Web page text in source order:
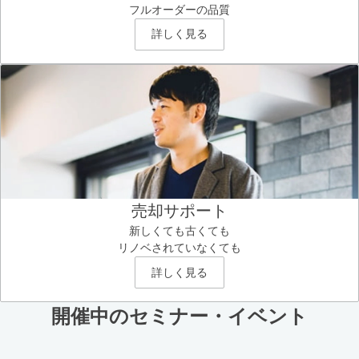
フルオーダーの品質
詳しく見る
売却サポート
新しくても古くても
リノベされていなくても
詳しく見る
開催中のセミナー・イベント